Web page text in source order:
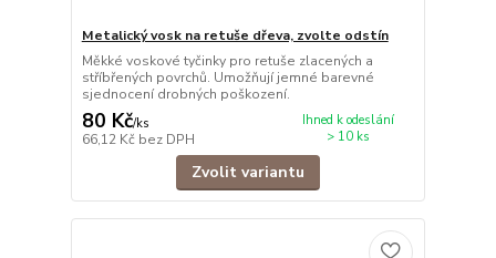
Metalický vosk na retuše dřeva, zvolte odstín
Měkké voskové tyčinky pro retuše zlacených a
stříbřených povrchů. Umožňují jemné barevné
sjednocení drobných poškození.
80 Kč/ks
66,12 Kč bez DPH
Ihned k odeslání
> 10 ks
Zvolit variantu